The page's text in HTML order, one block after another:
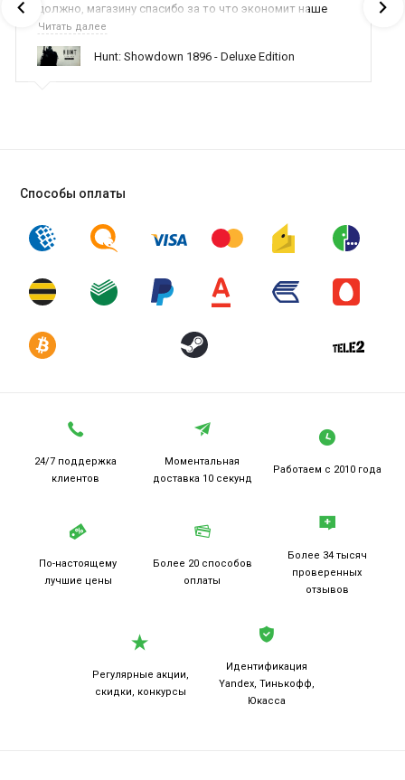
должно, магазину спасибо за то что экономит наше
время,нервы и деньги, ребята вы красава оказываете
поддержку населению и походу из всех только вы и
оказываете помощь
Читать далее
Hunt: Showdown 1896 - Deluxe Edition
Способы оплаты
24/7 поддержка
клиентов
Моментальная
доставка 10 секунд
Работаем с 2010 года
По-настоящему
лучшие цены
Более 20 способов
оплаты
Более 34 тысяч
проверенных
отзывов
Регулярные акции,
скидки, конкурсы
Идентификация
Yandex, Тинькофф,
Юкасса